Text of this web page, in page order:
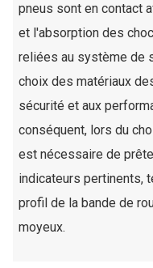
pneus sont en contact
et l'absorption des
reliées au système de
choix des matériaux
sécurité et aux
conséquent, lors du
est nécessaire de
indicateurs pertinents,
profil de la bande de
moyeux.